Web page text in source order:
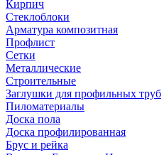
Кирпич
Стеклоблоки
Арматура композитная
Профлист
Сетки
Металлические
Строительные
Заглушки для профильных труб
Пиломатериалы
Доска пола
Доска профилированная
Брус и рейка